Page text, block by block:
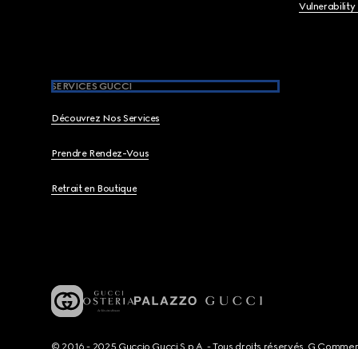
Vulnerability
SERVICES GUCCI
Découvrez Nos Services
Prendre Rendez-Vous
Retrait en Boutique
© 2016 - 2025 Guccio Gucci S.p.A. - Tous droits réservés. G